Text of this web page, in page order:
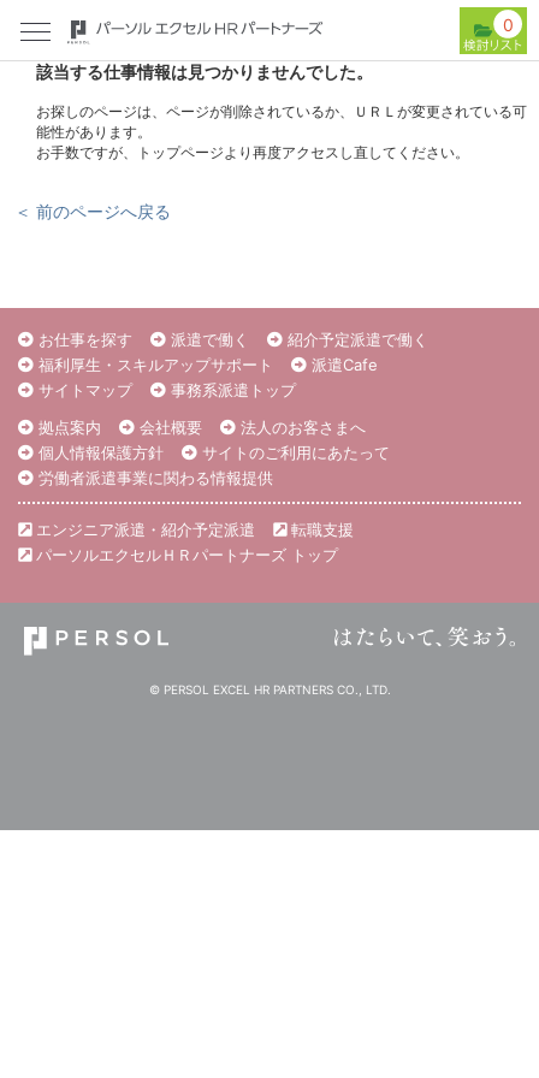
0
該当する仕事情報は見つかりませんでした。
お探しのページは、ページが削除されているか、ＵＲＬが変更されている可
能性があります。
お手数ですが、トップページより再度アクセスし直してください。
＜ 前のページへ戻る
お仕事を探す 派遣で働く
紹介予定派遣で働く
福利厚生・スキルアップサポート
派遣Cafe
サイトマップ
事務系派遣トップ
拠点案内
会社概要
法人のお客さまへ
個人情報保護方針
サイトのご利用にあたって
労働者派遣事業に関わる情報提供
エンジニア派遣・紹介予定派遣
転職支援
パーソルエクセルＨＲパートナーズ トップ
© PERSOL EXCEL HR PARTNERS CO., LTD.